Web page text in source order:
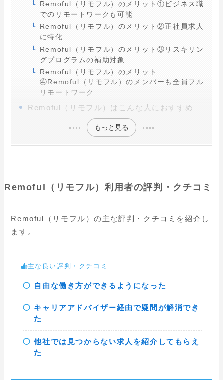
Remoful（リモフル）のメリット①ビジネス職
でのリモートワークも可能
Remoful（リモフル）のメリット②正社員求人
に特化
Remoful（リモフル）のメリット③リスキリン
グプログラムの補助対象
Remoful（リモフル）のメリット
④Remoful（リモフル）のメンバーも全員フル
リモートワーク
Remoful（リモフル）はこんな人におすすめ
もっと見る
Remoful（リモフル）利用者の評判・クチコミ
Remoful（リモフル）の主な評判・クチコミを紹介し
ます。
主な良い評判・クチコミ
自由な働き方ができるようになった
キャリアアドバイザー経由で疑問が解消でき
た
他社では見つからない求人を紹介してもらえ
た